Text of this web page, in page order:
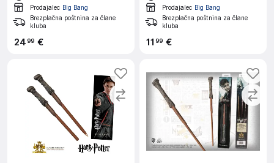
Prodajalec Big Bang
Brezplačna poštnina za člane
kluba
2499 €
Prodajalec Big Bang
Brezplačna poštnina za člane
kluba
11 99 €